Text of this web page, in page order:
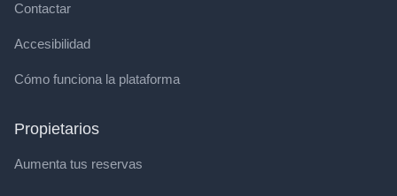
Contactar
Accesibilidad
Cómo funciona la plataforma
Propietarios
Aumenta tus reservas